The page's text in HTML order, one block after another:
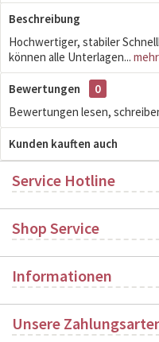
Beschreibung
Hochwertiger, stabiler
können alle Unterlagen... mehr
Bewertungen
0
Bewertungen lesen,
Kunden kauften auch
Service Hotline
Shop Service
Informationen
Unsere